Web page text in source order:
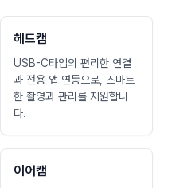
헤드캠
USB-C타입의 편리한 연결
과 전용 앱 연동으로, 스마트
한 촬영과 관리를 지원합니
다.
이어캠